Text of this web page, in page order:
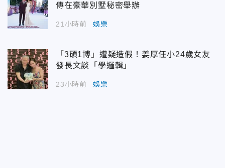
傳在豪華別墅秘密舉辦
21小時前 娛樂
「3碩1博」遭疑造假！姜厚任小24歲女友
發長文談「學邏輯」
23小時前 娛樂